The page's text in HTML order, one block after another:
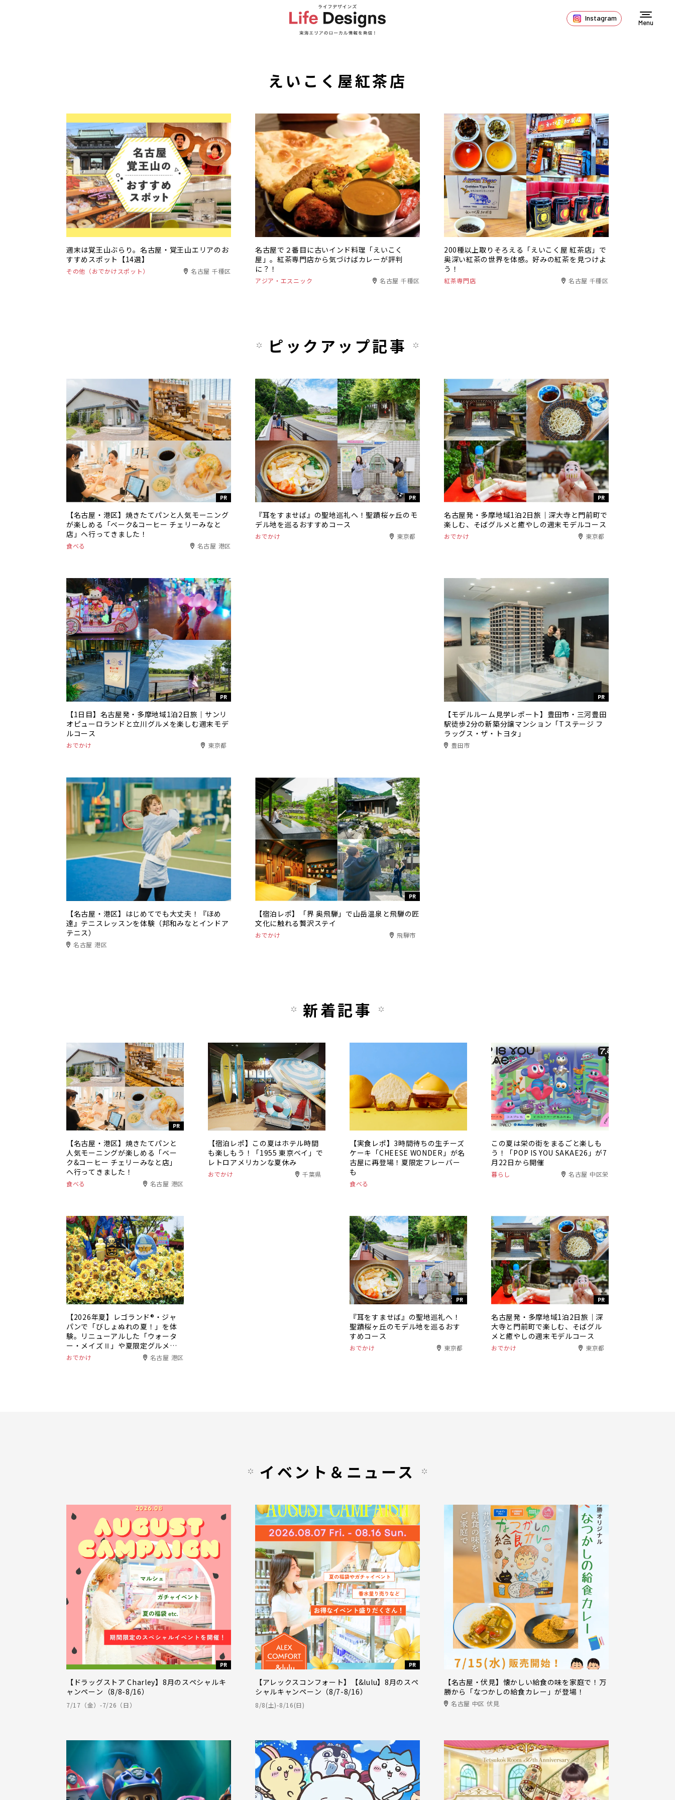
Instagram
Menu
えいこく屋紅茶店
週末は覚王山ぶらり。名古屋・覚王山エリアのお
すすめスポット【14選】
その他（おでかけスポット） 名古屋 千種区
名古屋で２番目に古いインド料理「えいこく
屋」。紅茶専門店から気づけばカレーが評判
に？！
アジア・エスニック 名古屋 千種区
200種以上取りそろえる「えいこく屋 紅茶店」で
奥深い紅茶の世界を体感。好みの紅茶を見つけよ
う！
紅茶専門店 名古屋 千種区
ピックアップ記事
PR
【名古屋・港区】焼きたてパンと人気モーニング
が楽しめる「ベーク&コーヒー チェリーみなと
店」へ行ってきました！
食べる 名古屋 港区
PR
『耳をすませば』の聖地巡礼へ！聖蹟桜ヶ丘のモ
デル地を巡るおすすめコース
おでかけ 東京都
PR
名古屋発・多摩地域1泊2日旅｜深大寺と門前町で
楽しむ、そばグルメと癒やしの週末モデルコース
おでかけ 東京都
PR
【1日目】名古屋発・多摩地域1泊2日旅｜サンリ
オピューロランドと立川グルメを楽しむ週末モデ
ルコース
おでかけ 東京都
PR
【モデルルーム見学レポート】豊田市・三河豊田
駅徒歩2分の新築分譲マンション「Tステージ フ
ラッグス・ザ・トヨタ」
豊田市
【名古屋・港区】はじめてでも大丈夫！『ほめ
達』テニスレッスンを体験（邦和みなとインドア
テニス）
名古屋 港区
PR
【宿泊レポ】「界 奥飛騨」で山岳温泉と飛騨の匠
文化に触れる贅沢ステイ
おでかけ 飛騨市
新着記事
PR
【名古屋・港区】焼きたてパンと
人気モーニングが楽しめる「ベー
ク&コーヒー チェリーみなと店」
へ行ってきました！
食べる 名古屋 港区
【宿泊レポ】この夏はホテル時間
も楽しもう！「1955 東京ベイ」で
レトロアメリカンな夏休み
おでかけ 千葉県
【実食レポ】3時間待ちの生チーズ
ケーキ「CHEESE WONDER」が名
古屋に再登場！夏限定フレーバー
も
食べる
この夏は栄の街をまるごと楽しも
う！「POP IS YOU SAKAE26」が7
月22日から開催
暮らし 名古屋 中区栄
【2026年夏】レゴランド®・ジャ
パンで「びしょぬれの夏！」を体
験。リニューアルした「ウォータ
ー・メイズⅡ」や夏限定グルメも
登場
おでかけ 名古屋 港区
PR
『耳をすませば』の聖地巡礼へ！
聖蹟桜ヶ丘のモデル地を巡るおす
すめコース
おでかけ 東京都
PR
名古屋発・多摩地域1泊2日旅｜深
大寺と門前町で楽しむ、そばグル
メと癒やしの週末モデルコース
おでかけ 東京都
イベント＆ニュース
PR
【ドラッグストア Charley】8月のスペシャルキ
ャンペーン（8/8-8/16）
7/17（金）-7/26（日）
PR
【アレックスコンフォート】【&lulu】8月のスペ
シャルキャンペーン（8/7-8/16）
8/8(土)-8/16(日)
【名古屋・伏見】懐かしい給食の味を家庭で！万
勝から「なつかしの給食カレー」が登場！
名古屋 中区 伏見